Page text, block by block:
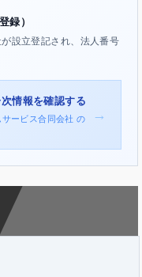
録）
設立登記され、法人番号
情報を確認する
ービス合同会社 の
→